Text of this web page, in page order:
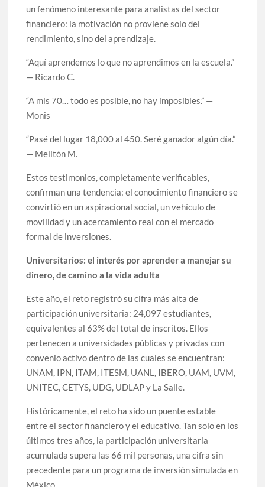
un fenómeno interesante para analistas del sector
financiero: la motivación no proviene solo del
rendimiento, sino del aprendizaje.
“Aquí aprendemos lo que no aprendimos en la escuela.”
— Ricardo C.
“A mis 70… todo es posible, no hay imposibles.” —
Monis
“Pasé del lugar 18,000 al 450. Seré ganador algún día.”
— Melitón M.
Estos testimonios, completamente verificables,
confirman una tendencia: el conocimiento financiero se
convirtió en un aspiracional social, un vehículo de
movilidad y un acercamiento real con el mercado
formal de inversiones.
Universitarios: el interés por aprender a manejar su
dinero, de camino a la vida adulta
Este año, el reto registró su cifra más alta de
participación universitaria: 24,097 estudiantes,
equivalentes al 63% del total de inscritos. Ellos
pertenecen a universidades públicas y privadas con
convenio activo dentro de las cuales se encuentran:
UNAM, IPN, ITAM, ITESM, UANL, IBERO, UAM, UVM,
UNITEC, CETYS, UDG, UDLAP y La Salle.
Históricamente, el reto ha sido un puente estable
entre el sector financiero y el educativo. Tan solo en los
últimos tres años, la participación universitaria
acumulada supera las 66 mil personas, una cifra sin
precedente para un programa de inversión simulada en
México.